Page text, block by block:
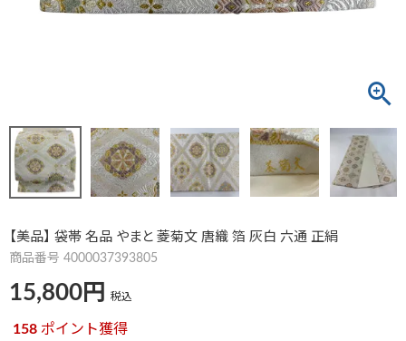
【美品】 袋帯 名品 やまと 菱菊文 唐織 箔 灰白 六通 正絹
商品番号 4000037393805
15,800 税込
158 ポイント獲得